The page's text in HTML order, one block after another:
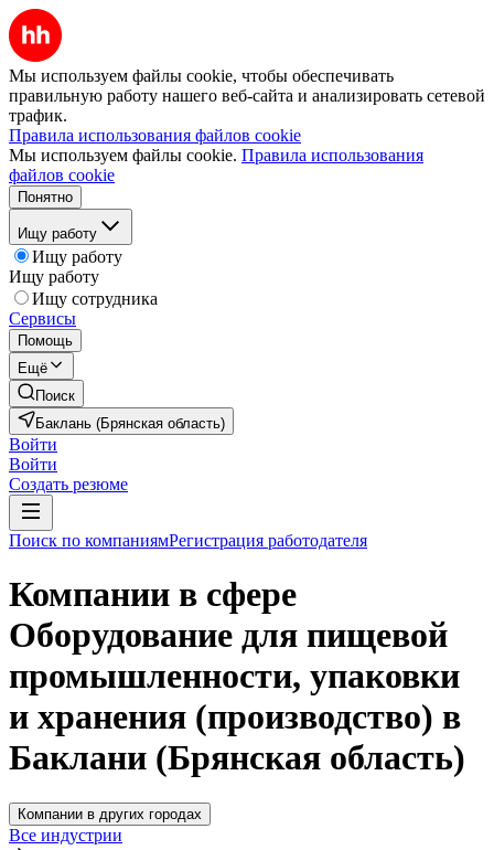
Мы используем файлы cookie, чтобы обеспечивать
правильную работу нашего веб-сайта и анализировать сетевой
трафик.
Правила использования файлов cookie
Мы используем файлы cookie. Правила использования
файлов cookie
Понятно
Ищу работу
Ищу работу
Ищу работу
Ищу сотрудника
Сервисы
Помощь
Ещё
Поиск
Баклань (Брянская область)
Войти
Войти
Создать резюме
Поиск по компаниямРегистрация работодателя
Компании в сфере
Оборудование для пищевой
промышленности, упаковки
и хранения (производство) в
Баклани (Брянская область)
Компании в других городах
Все индустрии